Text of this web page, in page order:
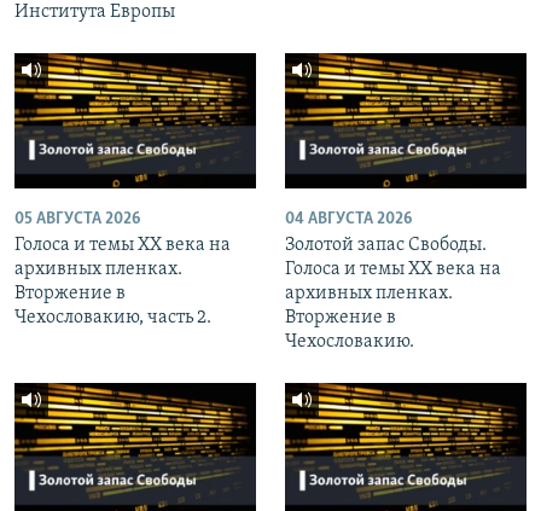
Института Европы
05 АВГУСТА 2026
Голоса и темы XX века на
архивных пленках.
Вторжение в
Чехословакию, часть 2.
04 АВГУСТА 2026
Золотой запас Свободы.
Голоса и темы XX века на
архивных пленках.
Вторжение в
Чехословакию.